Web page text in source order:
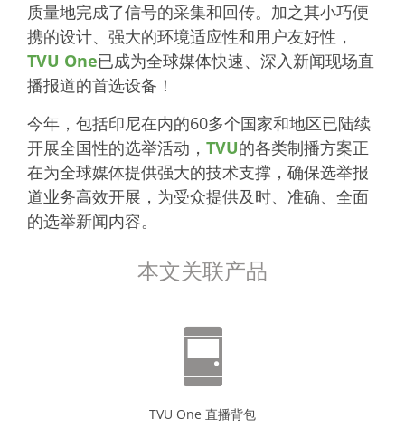
质量地完成了信号的采集和回传。加之其小巧便
携的设计、强大的环境适应性和用户友好性，
TVU One已成为全球媒体快速、深入新闻现场直
播报道的首选设备！
今年，包括印尼在内的60多个国家和地区已陆续
开展全国性的选举活动， TVU的各类制播方案正
在为全球媒体提供强大的技术支撑，确保选举报
道业务高效开展，为受众提供及时、准确、全面
的选举新闻内容。
本文关联产品
TVU One 直播背包